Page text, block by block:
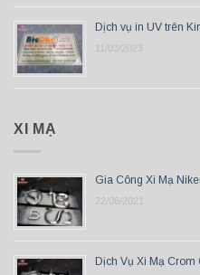
Dịch vụ in UV trên
11/03/2023
XI MẠ
Gia Công Xi Mạ
22/06/2021
Dịch Vụ Xi Mạ Crom